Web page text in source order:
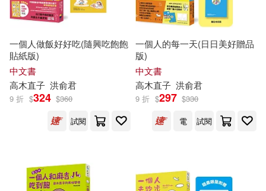
一個人做飯好好吃(隨興吃飽飽
貼紙版)
中文書
高木直子 洪俞君
9 折 $324 $360
試閱
一個人的每一天(日日美好贈品
版)
中文書
高木直子 洪俞君
9 折 $297 $330
電
試閱